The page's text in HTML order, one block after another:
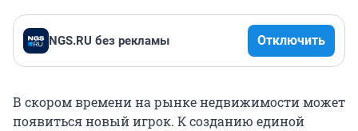
NGS.RU без рекламы Отключить
В скором времени на рынке недвижимости может
появиться новый игрок. К созданию единой